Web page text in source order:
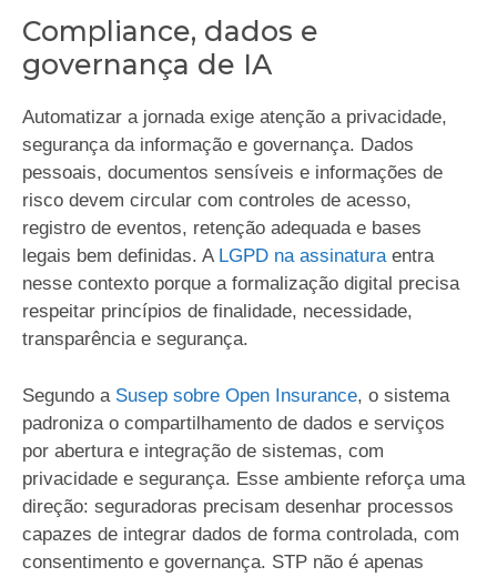
Compliance, dados e
governança de IA
Automatizar a jornada exige atenção a privacidade,
segurança da informação e governança. Dados
pessoais, documentos sensíveis e informações de
risco devem circular com controles de acesso,
registro de eventos, retenção adequada e bases
legais bem definidas. A LGPD na assinaturaentra
nesse contexto porque a formalização digital precisa
respeitar princípios de finalidade, necessidade,
transparência e segurança.
Segundo a Susep sobre Open Insurance, o sistema
padroniza o compartilhamento de dados e serviços
por abertura e integração de sistemas, com
privacidade e segurança. Esse ambiente reforça uma
direção: seguradoras precisam desenhar processos
capazes de integrar dados de forma controlada, com
consentimento e governança. STP não é apenas